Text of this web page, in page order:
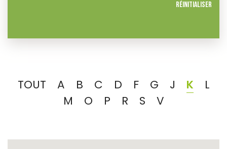
Réinitialiser
TOUT A B C D F G J K
L
M
O P R S V